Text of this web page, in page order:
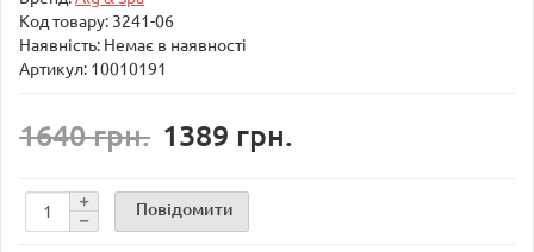
Код товару: 3241-06
Наявність: Немає в наявності
Артикул: 10010191
1640 грн. 1389 грн.
Повідомити